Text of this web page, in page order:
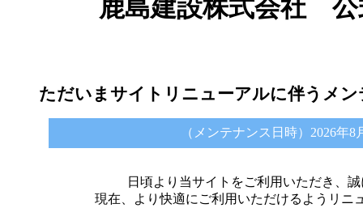
鹿島建設株式会社
ただいまサイトリニューアルに伴うメ
（メンテナンス日時）2026年8
日頃より当サイトをご利用いただき、
現在、より快適にご利用いただけるようリニ